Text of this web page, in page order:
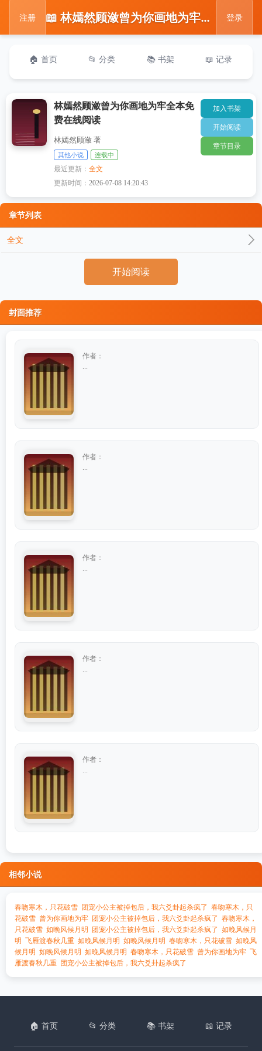
注册 📖 林嫣然顾潋曾为你画地为牢全本免费在线阅读 登录
🏠 首页 📂 分类 📚 书架 📖 记录
林嫣然顾潋曾为你画地为牢全本免
费在线阅读
林嫣然顾潋 著
其他小说 连载中
最近更新：全文
更新时间：2026-07-08 14:20:43
加入书架
开始阅读
章节目录
章节列表
全文
开始阅读
封面推荐
作者：
作者：
作者：
作者：
作者：
相邻小说
春吻寒木，只花破雪 团宠小公主被掉包后，我六爻卦起杀疯了 春吻寒木，只
花破雪 曾为你画地为牢 团宠小公主被掉包后，我六爻卦起杀疯了 春吻寒木，
只花破雪 如晚风候月明 团宠小公主被掉包后，我六爻卦起杀疯了 如晚风候月
明 飞雁渡春秋几重 如晚风候月明 如晚风候月明 春吻寒木，只花破雪 如晚风
候月明 如晚风候月明 如晚风候月明 春吻寒木，只花破雪 曾为你画地为牢 飞
雁渡春秋几重 团宠小公主被掉包后，我六爻卦起杀疯了
🏠 首页 📂 分类 📚 书架 📖 记录